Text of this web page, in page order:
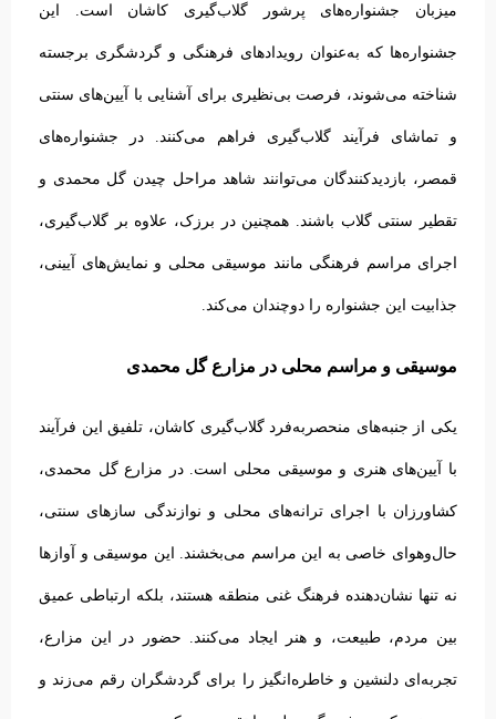
میزبان جشنواره‌های پرشور گلاب‌گیری کاشان است. این
جشنواره‌ها که به‌عنوان رویدادهای فرهنگی و گردشگری برجسته
شناخته می‌شوند، فرصت بی‌نظیری برای آشنایی با آیین‌های سنتی
و تماشای فرآیند گلاب‌گیری فراهم می‌کنند. در جشنواره‌های
قمصر، بازدیدکنندگان می‌توانند شاهد مراحل چیدن گل محمدی و
تقطیر سنتی گلاب باشند. همچنین در برزک، علاوه بر گلاب‌گیری،
اجرای مراسم فرهنگی مانند موسیقی محلی و نمایش‌های آیینی،
جذابیت این جشنواره را دوچندان می‌کند.
موسیقی و مراسم محلی در مزارع گل محمدی
یکی از جنبه‌های منحصربه‌فرد گلاب‌گیری کاشان، تلفیق این فرآیند
با آیین‌های هنری و موسیقی محلی است. در مزارع گل محمدی،
کشاورزان با اجرای ترانه‌های محلی و نوازندگی سازهای سنتی،
حال‌وهوای خاصی به این مراسم می‌بخشند. این موسیقی و آوازها
نه تنها نشان‌دهنده فرهنگ غنی منطقه هستند، بلکه ارتباطی عمیق
بین مردم، طبیعت، و هنر ایجاد می‌کنند. حضور در این مزارع،
تجربه‌ای دلنشین و خاطره‌انگیز را برای گردشگران رقم می‌زند و